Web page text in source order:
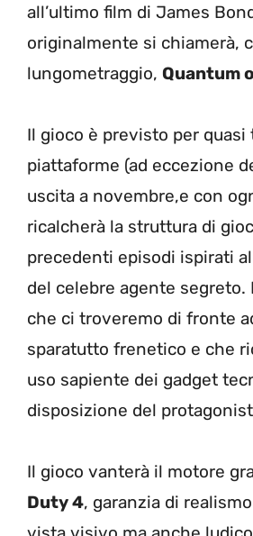
all’ultimo film di James
originalmente si chiamerà,
lungometraggio, Quantum
Il gioco è previsto per quasi
piattaforme (ad eccezione
uscita a novembre,e con
ricalcherà la struttura di
precedenti episodi ispirati
del celebre agente segreto.
che ci troveremo di fronte
sparatutto frenetico e che
uso sapiente dei gadget
disposizione del
Il gioco vanterà il motore
Duty 4, garanzia di